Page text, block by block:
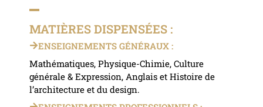
MATIÈRES DISPENSÉES :
ENSEIGNEMENTS GÉNÉRAUX :
Mathématiques, Physique-Chimie, Culture
générale & Expression, Anglais et Histoire de
l’architecture et du design.